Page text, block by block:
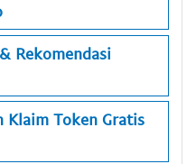
Rekomendasi
Klaim Token Gratis